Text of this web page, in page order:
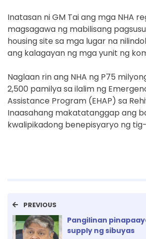
Inatasan ni GM Tai ang mga NHA
magsagawa ng mabilisang
housing site sa mga lugar na
ang kalagayan ng mga yunit ng
Naglaan rin ang NHA ng P75
2,500 pamilya sa ilalim ng
Assistance Program (EHAP) sa
Inaasahang makatatanggap ang
kwalipikadong benepisyaryo ng
PREVIOUS
Pangilinan
supply ng sibuyas